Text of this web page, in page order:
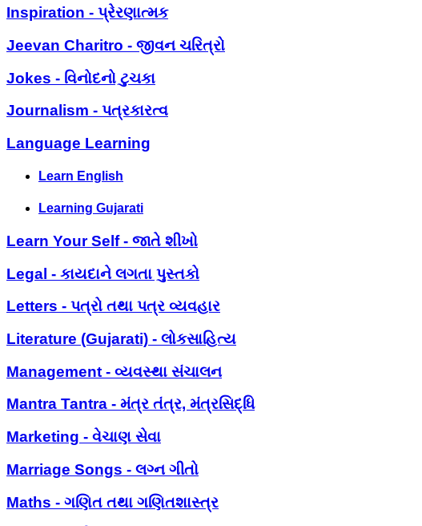
Inspiration - પ્રેરણાત્મક
Jeevan Charitro - જીવન ચરિત્રો
Jokes - વિનોદનો ટુચકા
Journalism - પત્રકારત્વ
Language Learning
Learn English
Learning Gujarati
Learn Your Self - જાતે શીખો
Legal - કાયદાને લગતા પુસ્તકો
Letters - પત્રો તથા પત્ર વ્યવહાર
Literature (Gujarati) - લોકસાહિત્ય
Management - વ્યવસ્થા સંચાલન
Mantra Tantra - મંત્ર તંત્ર, મંત્રસિદ્ધિ
Marketing - વેચાણ સેવા
Marriage Songs - લગ્ન ગીતો
Maths - ગણિત તથા ગણિતશાસ્ત્ર